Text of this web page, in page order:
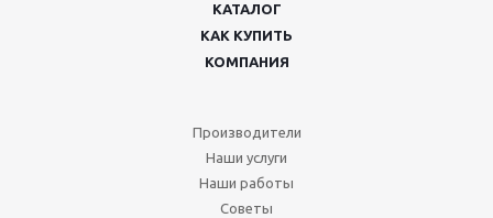
КАТАЛОГ
КАК КУПИТЬ
КОМПАНИЯ
Производители
Наши услуги
Наши работы
Советы